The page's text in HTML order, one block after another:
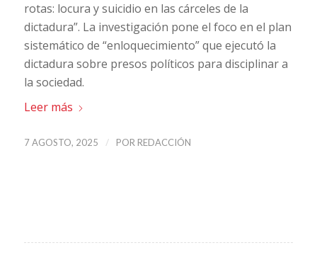
rotas: locura y suicidio en las cárceles de la
dictadura”. La investigación pone el foco en el plan
sistemático de “enloquecimiento” que ejecutó la
dictadura sobre presos políticos para disciplinar a
la sociedad.
Leer más
7 AGOSTO, 2025 / POR REDACCIÓN